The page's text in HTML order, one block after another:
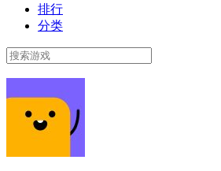
排行
分类